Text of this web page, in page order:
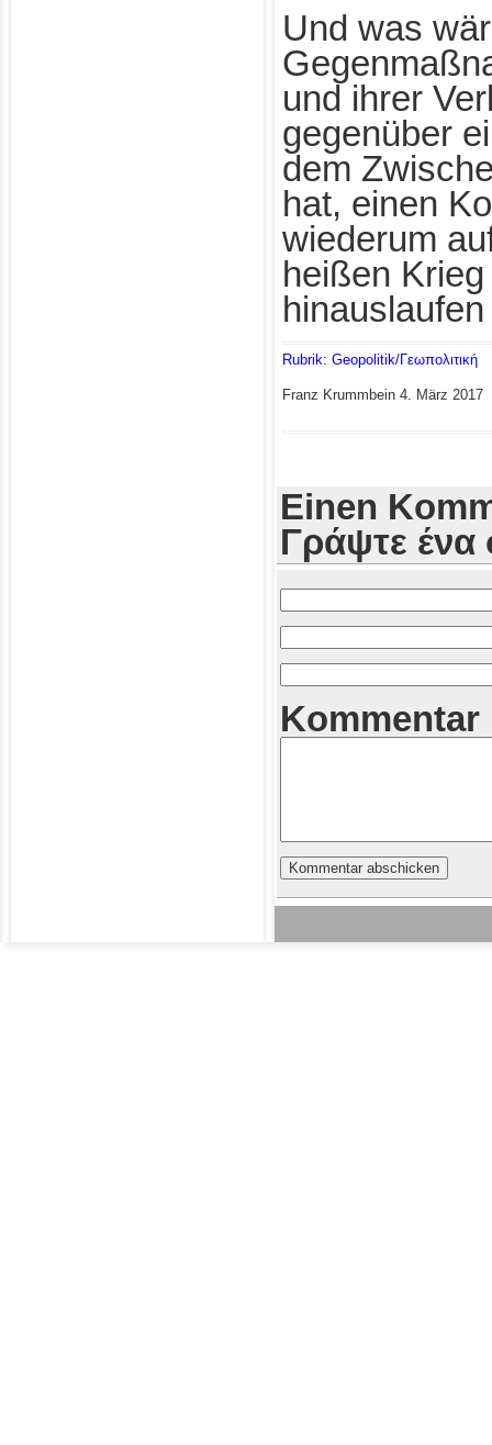
Und was
und ihrer
gegenüber
dem
hat, einen
wiederum
heißen
Rubrik: Geopolitik/Γεωπολιτική
Franz Krummbein 4. März 2017
Einen
Γράψτε ένα
Kommentar